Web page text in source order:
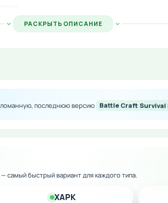
РАСКРЫТЬ ОПИСАНИЕ
последнюю версию Battle Craft Survival
самый быстрый вариант для каждого типа.
XAPK